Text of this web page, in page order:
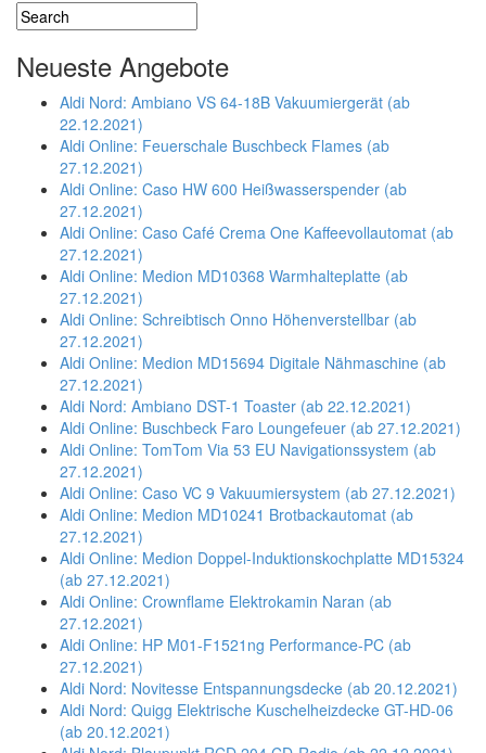
Neueste Angebote
Aldi Nord: Ambiano VS 64-18B Vakuumiergerät (ab
22.12.2021)
Aldi Online: Feuerschale Buschbeck Flames (ab
27.12.2021)
Aldi Online: Caso HW 600 Heißwasserspender (ab
27.12.2021)
Aldi Online: Caso Café Crema One Kaffeevollautomat (ab
27.12.2021)
Aldi Online: Medion MD10368 Warmhalteplatte (ab
27.12.2021)
Aldi Online: Schreibtisch Onno Höhenverstellbar (ab
27.12.2021)
Aldi Online: Medion MD15694 Digitale Nähmaschine (ab
27.12.2021)
Aldi Nord: Ambiano DST-1 Toaster (ab 22.12.2021)
Aldi Online: Buschbeck Faro Loungefeuer (ab 27.12.2021)
Aldi Online: TomTom Via 53 EU Navigationssystem (ab
27.12.2021)
Aldi Online: Caso VC 9 Vakuumiersystem (ab 27.12.2021)
Aldi Online: Medion MD10241 Brotbackautomat (ab
27.12.2021)
Aldi Online: Medion Doppel-Induktionskochplatte MD15324
(ab 27.12.2021)
Aldi Online: Crownflame Elektrokamin Naran (ab
27.12.2021)
Aldi Online: HP M01-F1521ng Performance-PC (ab
27.12.2021)
Aldi Nord: Novitesse Entspannungsdecke (ab 20.12.2021)
Aldi Nord: Quigg Elektrische Kuschelheizdecke GT-HD-06
(ab 20.12.2021)